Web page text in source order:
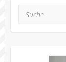
Suche